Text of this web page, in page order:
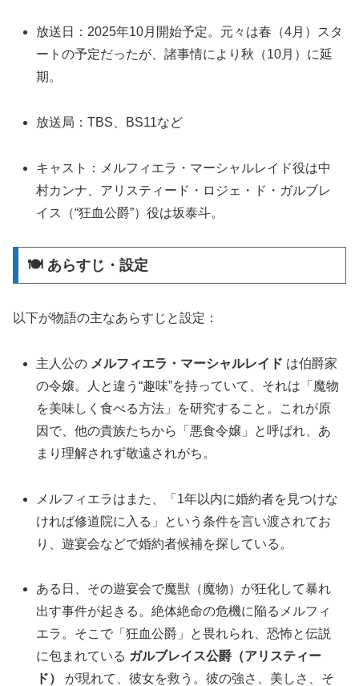
放送日：2025年10月開始予定。元々は春（4月）スタ
ートの予定だったが、諸事情により秋（10月）に延
期。
放送局：TBS、BS11など
キャスト：メルフィエラ・マーシャルレイド役は中
村カンナ、アリスティード・ロジェ・ド・ガルブレ
イス（“狂血公爵”）役は坂泰斗。
🍽️ あらすじ・設定
以下が物語の主なあらすじと設定：
主人公の メルフィエラ・マーシャルレイド は伯爵家
の令嬢。人と違う“趣味”を持っていて、それは「魔物
を美味しく食べる方法」を研究すること。これが原
因で、他の貴族たちから「悪食令嬢」と呼ばれ、あ
まり理解されず敬遠されがち。
メルフィエラはまた、「1年以内に婚約者を見つけな
ければ修道院に入る」という条件を言い渡されてお
り、遊宴会などで婚約者候補を探している。
ある日、その遊宴会で魔獣（魔物）が狂化して暴れ
出す事件が起きる。絶体絶命の危機に陥るメルフィ
エラ。そこで「狂血公爵」と畏れられ、恐怖と伝説
に包まれている ガルブレイス公爵（アリスティー
ド）
が現れて、彼女を救う。彼の強さ、美しさ、そ